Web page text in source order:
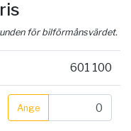
för bilförmånsvärdet.
601 100
Ange